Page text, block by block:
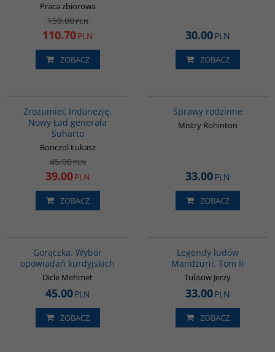
Praca zbiorowa
159.00PLN
110.70PLN
ZOBACZ
30.00PLN
ZOBACZ
Zrozumieć Indonezję.
Nowy Ład generała
Suharto
Bonczol Łukasz
45.00PLN
39.00PLN
ZOBACZ
Sprawy rodzinne
Mistry Rohinton
33.00PLN
ZOBACZ
Gorączka. Wybór
opowiadań kurdyjskich
Dicle Mehmet
45.00PLN
ZOBACZ
Legendy ludów
Mandżurii. Tom II
Tulisow Jerzy
33.00PLN
ZOBACZ